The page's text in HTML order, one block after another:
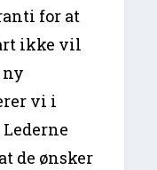
for at
ikke vil
vi i
de ønsker